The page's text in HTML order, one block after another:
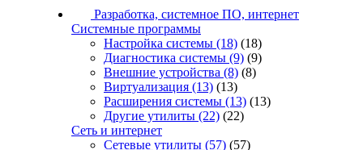
Разработка, системное ПО, интернет
Системные программы
Настройка системы (18) (18)
Диагностика системы (9) (9)
Внешние устройства (8) (8)
Виртуализация (13) (13)
Расширения системы (13) (13)
Другие утилиты (22) (22)
Сеть и интернет
Сетевые утилиты (57) (57)